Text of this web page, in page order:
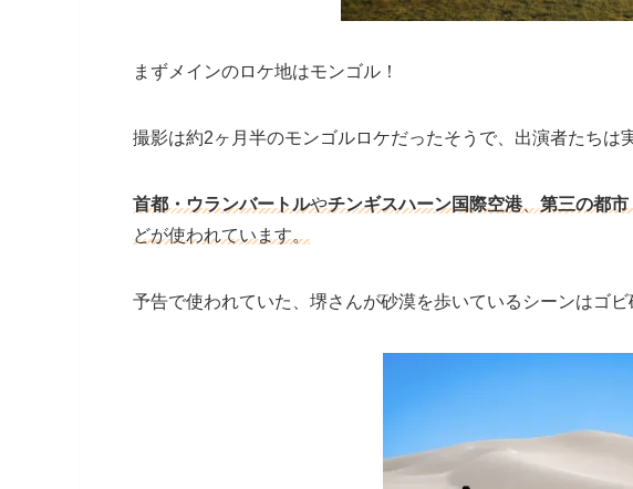
まずメインのロケ地はモンゴル！
撮影は約2ヶ月半のモンゴルロケだったそうで、出演者たちは
首都・ウランバートルやチンギスハーン国際空港、第三の都
どが使われています。
予告で使われていた、堺さんが砂漠を歩いているシーンはゴ